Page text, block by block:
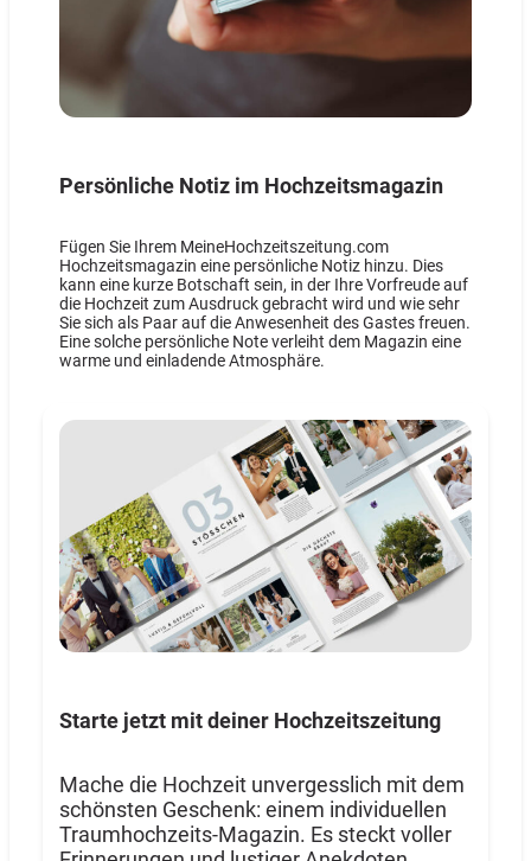
Persönliche Notiz im Hochzeitsmagazin
Fügen Sie Ihrem MeineHochzeitszeitung.com
Hochzeitsmagazin eine persönliche Notiz hinzu. Dies
kann eine kurze Botschaft sein, in der Ihre Vorfreude auf
die Hochzeit zum Ausdruck gebracht wird und wie sehr
Sie sich als Paar auf die Anwesenheit des Gastes freuen.
Eine solche persönliche Note verleiht dem Magazin eine
warme und einladende Atmosphäre.
Starte jetzt mit deiner Hochzeitszeitung
Mache die Hochzeit unvergesslich mit dem
schönsten Geschenk: einem individuellen
Traumhochzeits-Magazin. Es steckt voller